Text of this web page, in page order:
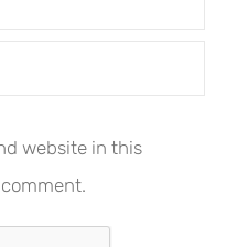
website in this